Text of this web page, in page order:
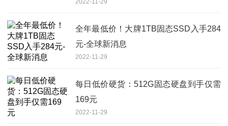
全年最低价！大牌1TB固态SSD入手284
元-全球新消息
2022-11-29
每日低价硬货：512G固态硬盘到手仅需
169元
2022-11-29